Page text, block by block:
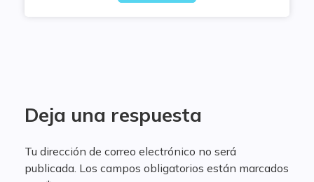
Deja una respuesta
Tu dirección de correo electrónico no será
publicada. Los campos obligatorios están marcados